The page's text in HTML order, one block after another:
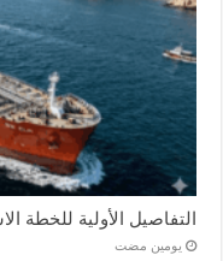
التفاصيل الأولية للخطة
‏يومين مضت